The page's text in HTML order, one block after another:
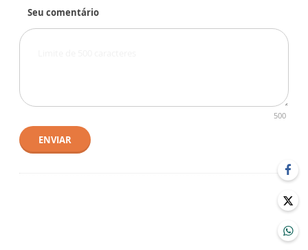
Seu comentário
500
ENVIAR